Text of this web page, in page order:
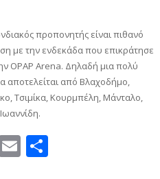
προπονητής είναι πιθανό
με την ενδεκάδα που επικράτησε
OPAP Arena. Δηλαδή μια πολύ
αποτελείται από Βλαχοδήμο,
Τσιμίκα, Κουρμπέλη, Μάνταλο,
Email